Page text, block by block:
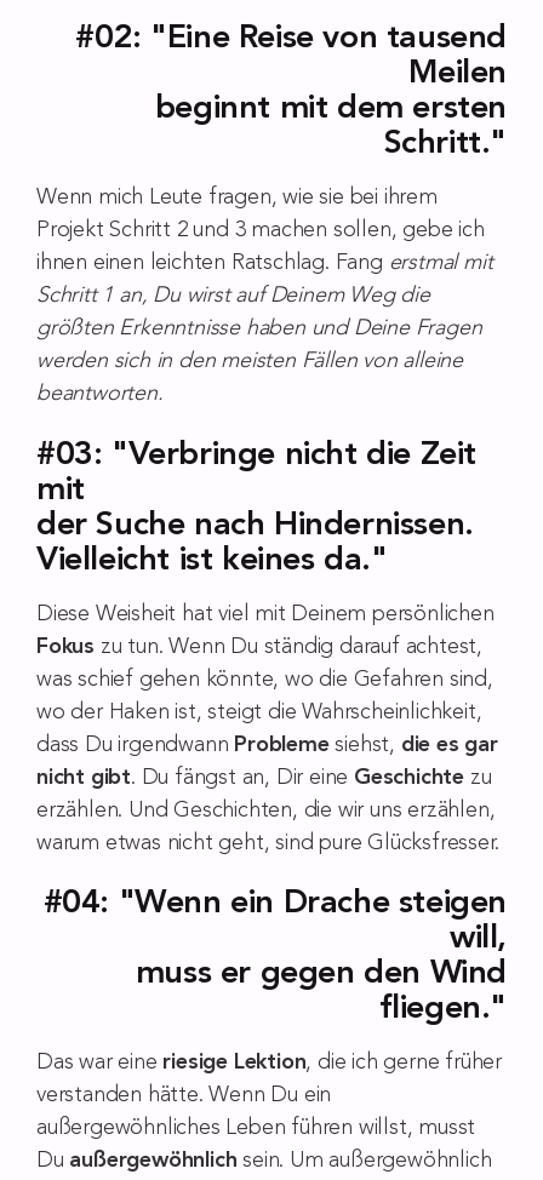
#02: "Eine Reise von tausend
Meilen
beginnt mit dem ersten
Schritt."
Wenn mich Leute fragen, wie sie bei ihrem
Projekt Schritt 2 und 3 machen sollen, gebe ich
ihnen einen leichten Ratschlag. Fang erstmal mit
Schritt 1 an, Du wirst auf Deinem Weg die
größten Erkenntnisse haben und Deine Fragen
werden sich in den meisten Fällen von alleine
beantworten.
#03: "Verbringe nicht die Zeit
mit
der Suche nach Hindernissen.
Vielleicht ist keines da."
Diese Weisheit hat viel mit Deinem persönlichen
Fokus zu tun. Wenn Du ständig darauf achtest,
was schief gehen könnte, wo die Gefahren sind,
wo der Haken ist, steigt die Wahrscheinlichkeit,
dass Du irgendwann Problemesiehst, die es gar
nicht gibt. Du fängst an, Dir eine Geschichte zu
erzählen. Und Geschichten, die wir uns erzählen,
warum etwas nicht geht, sind pure Glücksfresser.
#04: "Wenn ein Drache steigen
will,
muss er gegen den Wind
fliegen."
Das war eine riesige Lektion, die ich gerne früher
verstanden hätte. Wenn Du ein
außergewöhnliches Leben führen willst, musst
Du außergewöhnlich sein. Um außergewöhnlich